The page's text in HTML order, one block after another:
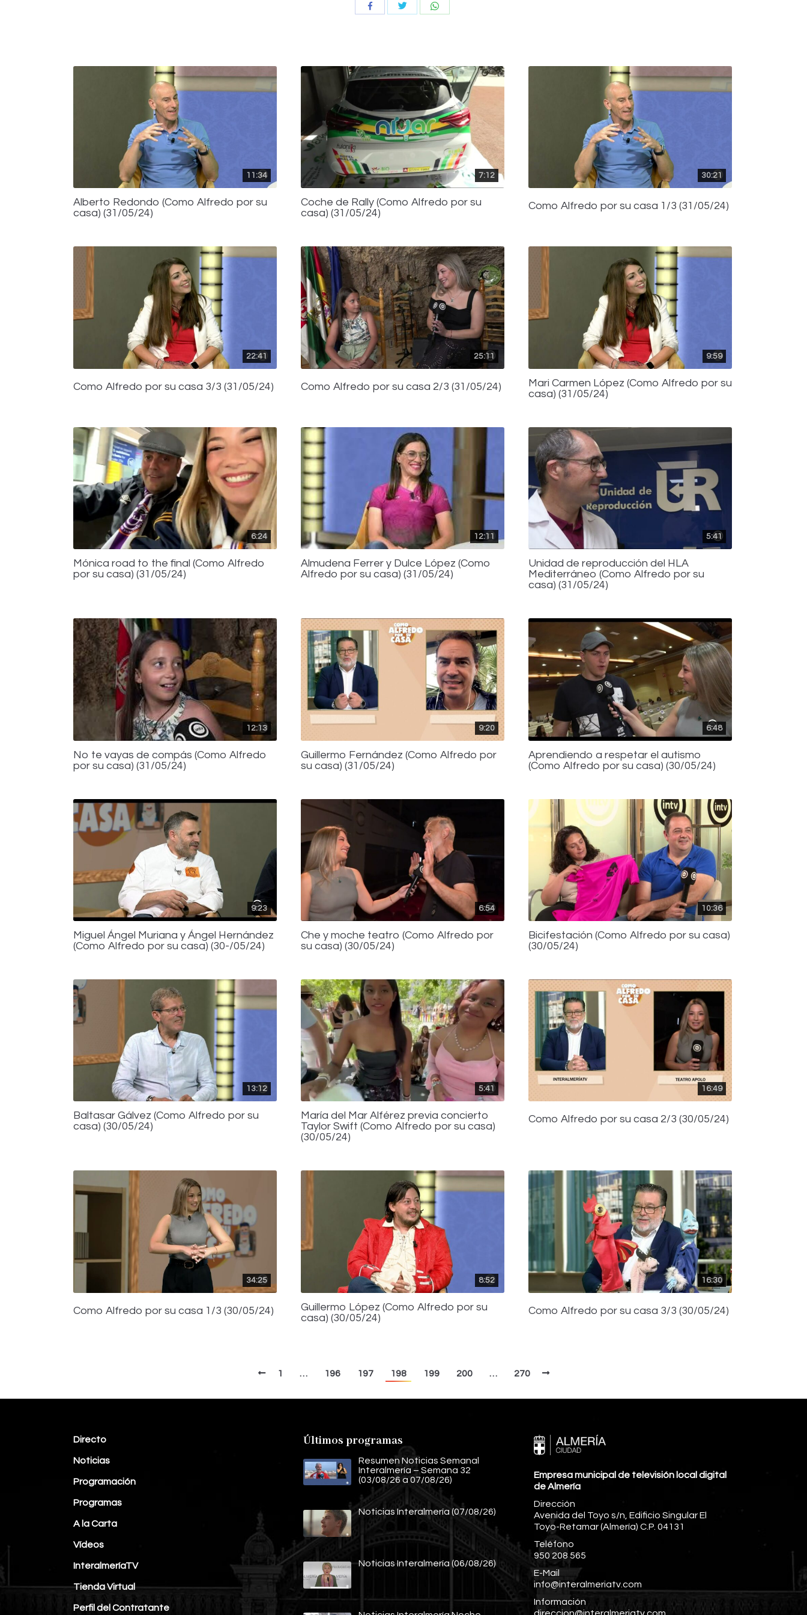
CompartirCompartir
11:34
Alberto Redondo (Como Alfredo por su
casa) (31/05/24)
7:12
Coche de Rally (Como Alfredo por su
casa) (31/05/24)
30:21
Como Alfredo por su casa 1/3 (31/05/24)
22:41
Como Alfredo por su casa 3/3 (31/05/24)
25:11
Como Alfredo por su casa 2/3 (31/05/24)
9:59
Mari Carmen López (Como Alfredo por su
casa) (31/05/24)
6:24
Mónica road to the final (Como Alfredo
por su casa) (31/05/24)
12:11
Almudena Ferrer y Dulce López (Como
Alfredo por su casa) (31/05/24)
5:41
Unidad de reproducción del HLA
Mediterráneo (Como Alfredo por su
casa) (31/05/24)
12:13
No te vayas de compás (Como Alfredo
por su casa) (31/05/24)
9:20
Guillermo Fernández (Como Alfredo por
su casa) (31/05/24)
6:48
Aprendiendo a respetar el autismo
(Como Alfredo por su casa) (30/05/24)
9:23
Miguel Ángel Muriana y Ángel Hernández
(Como Alfredo por su casa) (30-/05/24)
6:54
Che y moche teatro (Como Alfredo por
su casa) (30/05/24)
10:36
Bicifestación (Como Alfredo por su casa)
(30/05/24)
13:12
Baltasar Gálvez (Como Alfredo por su
casa) (30/05/24)
5:41
María del Mar Alférez previa concierto
Taylor Swift (Como Alfredo por su casa)
(30/05/24)
16:49
Como Alfredo por su casa 2/3 (30/05/24)
34:25
Como Alfredo por su casa 1/3 (30/05/24)
8:52
Guillermo López (Como Alfredo por su
casa) (30/05/24)
16:30
Como Alfredo por su casa 3/3 (30/05/24)
1 … 196 197 198 199 200 … 270
Directo
Noticias
Programación
Programas
A la Carta
Vídeos
InteralmeríaTV
Tienda Virtual
Perfil del Contratante
Últimos programas
Resumen Noticias Semanal
Interalmería – Semana 32
(03/08/26 a 07/08/26)
Noticias Interalmería (07/08/26)
Noticias Interalmería (06/08/26)
Empresa municipal de televisión local digital
de Almería
Dirección
Avenida del Toyo s/n, Edificio Singular El
Toyo-Retamar (Almería) C.P. 04131
Teléfono
950 208 565
E-Mail
info@interalmeriatv.com
Información
direccion@interalmeriatv.com